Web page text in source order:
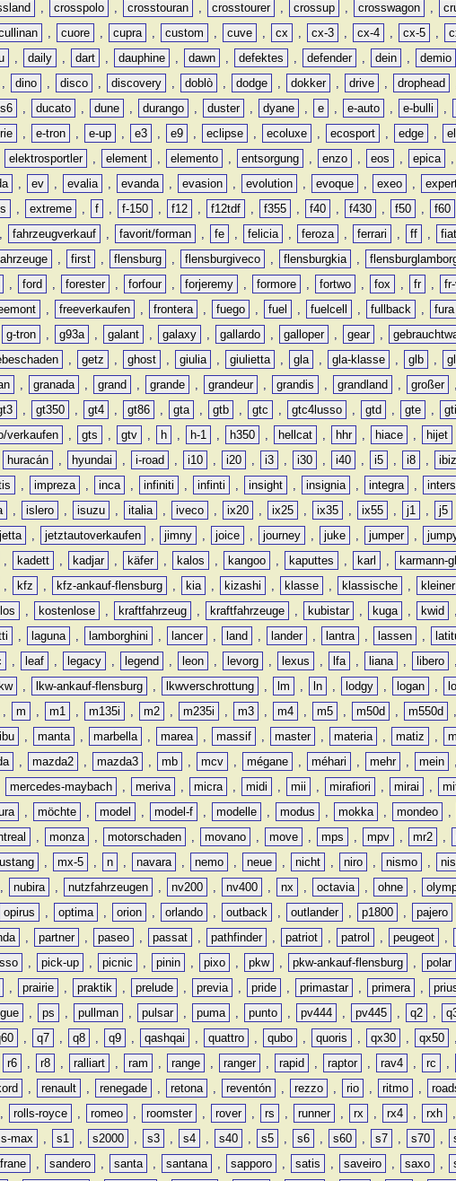
, crosspolo , crosstouran , crosstourer , crossup , crosswagon ,
, cuore , cupra , custom , cuve , cx , cx-3 , cx-4 , cx-5 ,
, daily , dart , dauphine , dawn , defektes , defender , dein , demio
, dino , disco , discovery , doblò , dodge , dokker , drive , drophead
, ducato , dune , durango , duster , dyane , e , e-auto , e-bulli ,
, e-tron , e-up , e3 , e9 , eclipse , ecoluxe , ecosport , edge ,
elektrosportler , element , elemento , entsorgung , enzo , eos , epica ,
, ev , evalia , evanda , evasion , evolution , evoque , exeo ,
, extreme , f , f-150 , f12 , f12tdf , f355 , f40 , f430 , f50 , f60
, fahrzeugverkauf , favorit/forman , fe , felicia , feroza , ferrari , ff , fiat
, first , flensburg , flensburgiveco , flensburgkia ,
, ford , forester , forfour , forjeremy , formore , fortwo , fox , fr ,
, freeverkaufen , frontera , fuego , fuel , fuelcell , fullback , fura
g-tron , g93a , galant , galaxy , gallardo , galloper , gear ,
, getz , ghost , giulia , giulietta , gla , gla-klasse , glb ,
, granada , grand , grande , grandeur , grandis , grandland , großer ,
, gt350 , gt4 , gt86 , gta , gtb , gtc , gtc4lusso , gtd , gte , gti
verkaufen , gts , gtv , h , h-1 , h350 , hellcat , hhr , hiace , hijet
huracán , hyundai , i-road , i10 , i20 , i3 , i30 , i40 , i5 , i8 ,
, impreza , inca , infiniti , infinti , insight , insignia , integra ,
, islero , isuzu , italia , iveco , ix20 , ix25 , ix35 , ix55 , j1 , j5
jetta , jetztautoverkaufen , jimny , joice , journey , juke , jumper ,
, kadett , kadjar , käfer , kalos , kangoo , kaputtes , karl , karmann-
, kfz , kfz-ankauf-flensburg , kia , kizashi , klasse , klassische , kleiner
, kostenlose , kraftfahrzeug , kraftfahrzeuge , kubistar , kuga , kwid ,
, laguna , lamborghini , lancer , land , lander , lantra , lassen ,
, leaf , legacy , legend , leon , levorg , lexus , lfa , liana , libero ,
lkw , lkw-ankauf-flensburg , lkwverschrottung , lm , ln , lodgy , logan ,
, m , m1 , m135i , m2 , m235i , m3 , m4 , m5 , m50d , m550d ,
, manta , marbella , marea , massif , master , materia , matiz ,
, mazda2 , mazda3 , mb , mcv , mégane , méhari , mehr , mein ,
mercedes-maybach , meriva , micra , midi , mii , mirafiori , mirai ,
, möchte , model , model-f , modelle , modus , mokka , mondeo ,
, monza , motorschaden , movano , move , mps , mpv , mr2 ,
, mx-5 , n , navara , nemo , neue , nicht , niro , nismo ,
, nubira , nutzfahrzeugen , nv200 , nv400 , nx , octavia , ohne ,
opirus , optima , orion , orlando , outback , outlander , p1800 , pajero
, partner , paseo , passat , pathfinder , patriot , patrol , peugeot ,
, pick-up , picnic , pinin , pixo , pkw , pkw-ankauf-flensburg , polar
, prairie , praktik , prelude , previa , pride , primastar , primera ,
, ps , pullman , pulsar , puma , punto , pv444 , pv445 , q2 ,
, q7 , q8 , q9 , qashqai , quattro , qubo , quoris , qx30 , qx50 ,
r6 , r8 , ralliart , ram , range , ranger , rapid , raptor , rav4 , rc ,
, renault , renegade , retona , reventón , rezzo , rio , ritmo ,
, rolls-royce , romeo , roomster , rover , rs , runner , rx , rx4 , rxh ,
s-max , s1 , s2000 , s3 , s4 , s40 , s5 , s6 , s60 , s7 , s70 ,
, sandero , santa , santana , sapporo , satis , saveiro , saxo ,